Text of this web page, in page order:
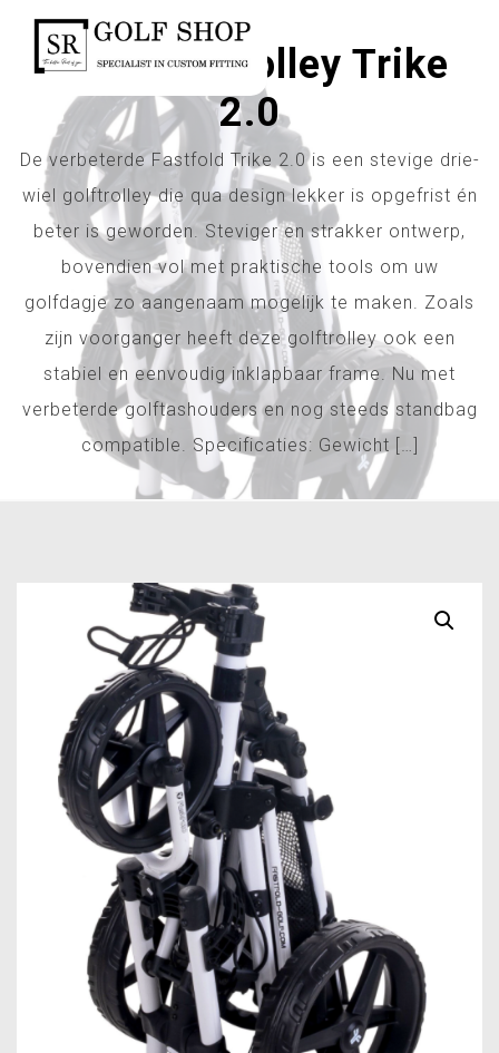
Fastfold Trolley Trike
2.0
De verbeterde Fastfold Trike 2.0 is een stevige drie-
wiel golftrolley die qua design lekker is opgefrist én
beter is geworden. Steviger en strakker ontwerp,
bovendien vol met praktische tools om uw
golfdagje zo aangenaam mogelijk te maken. Zoals
zijn voorganger heeft deze golftrolley ook een
stabiel en eenvoudig inklapbaar frame. Nu met
verbeterde golftashouders en nog steeds standbag
compatible. Specificaties: Gewicht […]